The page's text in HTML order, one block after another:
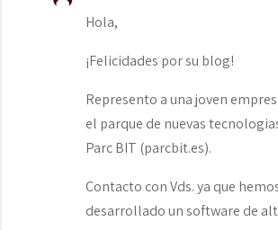
Hola,
¡Felicidades por su blog!
Represento a una joven
el parque de nuevas
Parc BIT (parcbit.es).
Contacto con Vds. ya que
desarrollado un software de